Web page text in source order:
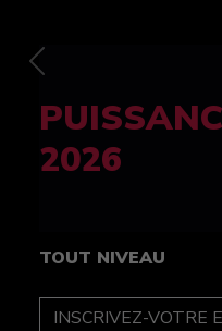
FELINE
féminine
TOUT NIVEAU
INSCRIPTION
Previous